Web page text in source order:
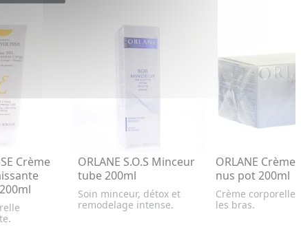
Crème
ORLANE S.O.S Minceur
tube 200ml
Soin minceur, détox et
remodelage intense.
ORLANE Crème
nus pot 200ml
Crème
les bras.